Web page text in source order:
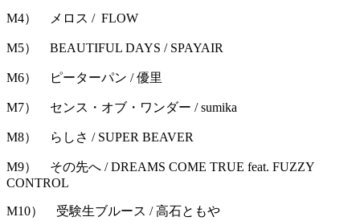
M4） メロス / FLOW
M5） BEAUTIFUL DAYS / SPAYAIR
M6） ピーターパン / 優里
M7） センス・オブ・ワンダー / sumika
M8） らしさ / SUPER BEAVER
M9） その先へ / DREAMS COME TRUE feat. FUZZY
CONTROL
M10） 受験生ブルース / 高石ともや